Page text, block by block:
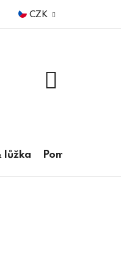
CZK
lůžka Pomůcky